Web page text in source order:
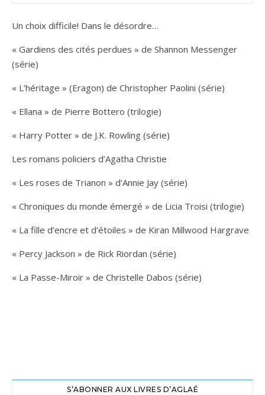
Un choix difficile! Dans le désordre…
« Gardiens des cités perdues » de Shannon Messenger
(série)
« L’héritage » (Eragon) de Christopher Paolini (série)
« Ellana » de Pierre Bottero (trilogie)
« Harry Potter » de J.K. Rowling (série)
Les romans policiers d’Agatha Christie
« Les roses de Trianon » d’Annie Jay (série)
« Chroniques du monde émergé » de Licia Troisi (trilogie)
« La fille d’encre et d’étoiles » de Kiran Millwood Hargrave
« Percy Jackson » de Rick Riordan (série)
« La Passe-Miroir » de Christelle Dabos (série)
S’ABONNER AUX LIVRES D’AGLAÉ